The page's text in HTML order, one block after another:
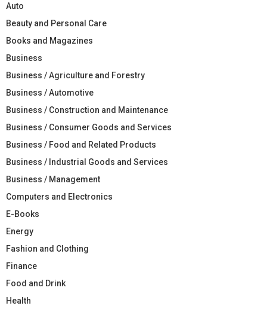
Auto
Beauty and Personal Care
Books and Magazines
Business
Business / Agriculture and Forestry
Business / Automotive
Business / Construction and Maintenance
Business / Consumer Goods and Services
Business / Food and Related Products
Business / Industrial Goods and Services
Business / Management
Computers and Electronics
E-Books
Energy
Fashion and Clothing
Finance
Food and Drink
Health